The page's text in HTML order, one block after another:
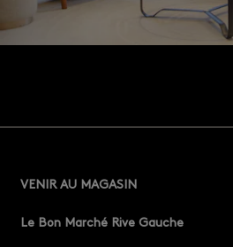
VENIR AU MAGASIN
Le Bon Marché Rive Gauche